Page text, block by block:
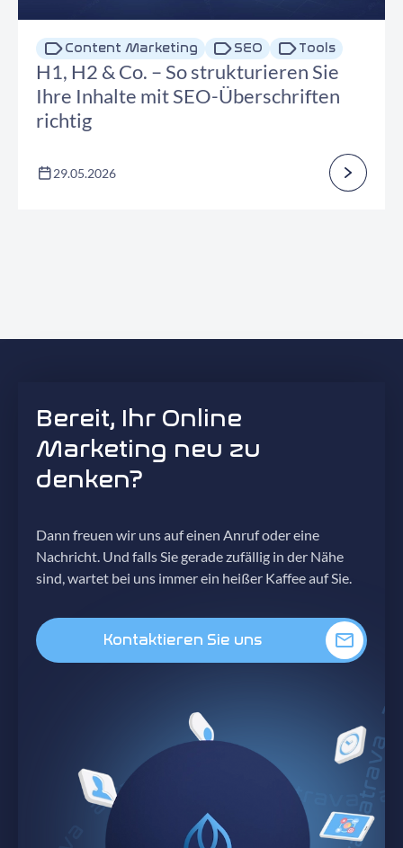
Content Marketing SEO Tools
H1, H2 & Co. – So strukturieren Sie
Ihre Inhalte mit SEO-Überschriften
richtig
29.05.2026
Bereit, Ihr Online
Marketing neu zu
denken?
Dann freuen wir uns auf einen Anruf oder eine
Nachricht. Und falls Sie gerade zufällig in der Nähe
sind, wartet bei uns immer ein heißer Kaffee auf Sie.
Kontaktieren Sie uns